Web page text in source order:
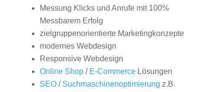
Messung Klicks und Anrufe mit 100%
Messbarem Erfolg
zielgruppenorientierte Marketingkonzepte
modernes Webdesign
Responsive Webdesign
Online Shop/ E-CommerceLösungen
SEO/ Suchmaschinenoptimierung z.B.